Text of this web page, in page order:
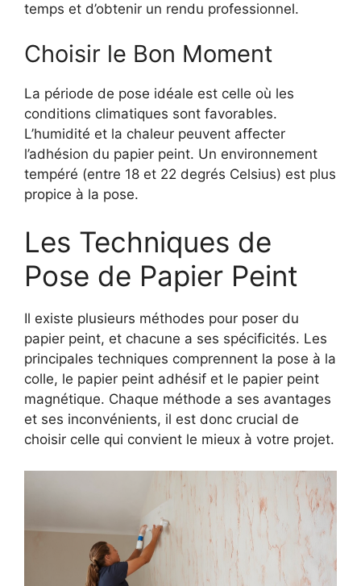
temps et d’obtenir un rendu professionnel.
Choisir le Bon Moment
La période de pose idéale est celle où les
conditions climatiques sont favorables.
L’humidité et la chaleur peuvent affecter
l’adhésion du papier peint. Un environnement
tempéré (entre 18 et 22 degrés Celsius) est plus
propice à la pose.
Les Techniques de
Pose de Papier Peint
Il existe plusieurs méthodes pour poser du
papier peint, et chacune a ses spécificités. Les
principales techniques comprennent la pose à la
colle, le papier peint adhésif et le papier peint
magnétique. Chaque méthode a ses avantages
et ses inconvénients, il est donc crucial de
choisir celle qui convient le mieux à votre projet.